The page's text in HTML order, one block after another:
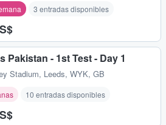
3 entradas disponibles
Pakistan - 1st Test - Day 1
Stadium, Leeds, WYK, GB
10 entradas disponibles